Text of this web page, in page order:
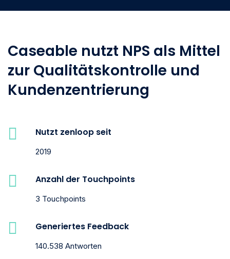
Caseable nutzt NPS als Mittel
zur Qualitätskontrolle und
Kundenzentrierung
Nutzt zenloop seit
2019
Anzahl der Touchpoints
3 Touchpoints
Generiertes Feedback
140.538 Antworten